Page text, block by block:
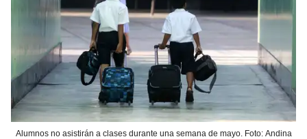
Alumnos no asistirán a clases durante una semana de mayo. Foto: Andina